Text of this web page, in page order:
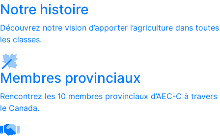
Notre histoire
Découvrez notre vision d’apporter l’agriculture dans toutes
les classes.
Membres provinciaux
Rencontrez les 10 membres provinciaux d’AEC-C à travers
le Canada.